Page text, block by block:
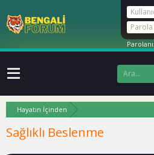
Hayatın İçinden
Sağlıklı Beslenme